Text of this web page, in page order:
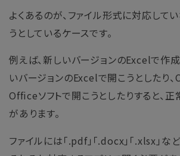
よくあるのが、ファイル形式に対応して
うとしているケースです。
例えば、新しいバージョンのExcelで作
いバージョンのExcelで開こうとしたり、
Officeソフトで開こうとしたりすると、
があります。
ファイルには「.pdf」「.docx」「.xlsx」な